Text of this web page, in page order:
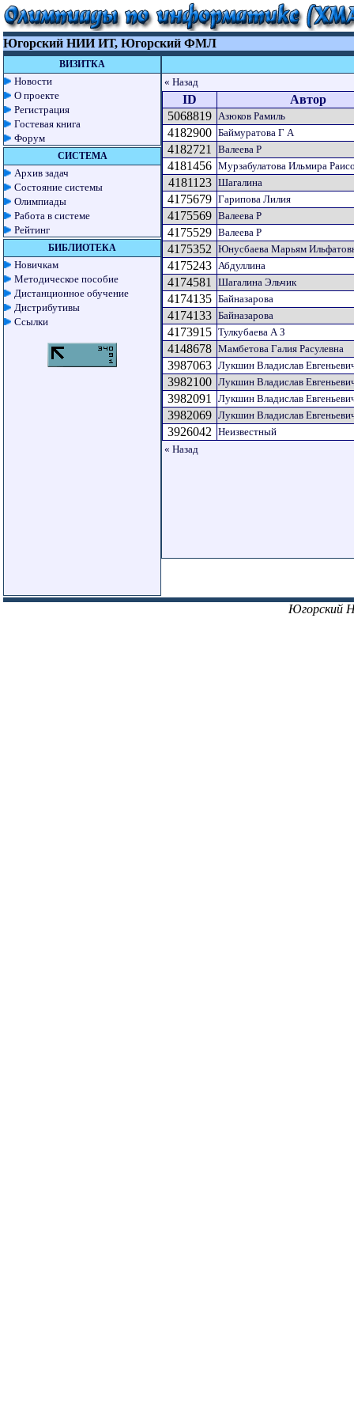
Югорский НИИ ИТ, Югорский ФМЛ
ВИЗИТКА
Новости
О проекте
Регистрация
Гостевая книга
Форум
СИСТЕМА
Архив задач
Состояние системы
Олимпиады
Работа в системе
Рейтинг
БИБЛИОТЕКА
Новичкам
Методическое пособие
Дистанционное обучение
Дистрибутивы
Ссылки
« Назад
ID
Автор
5068819 Азюков Рамиль
4182900 Баймуратова Г А
4182721 Валеева Р
4181456 Мурзабулатова Ильмира
4181123 Шагалина
4175679 Гарипова Лилия
4175569 Валеева Р
4175529 Валеева Р
4175352 Юнусбаева Марьям
4175243 Абдуллина
4174581 Шагалина Эльчик
4174135 Байназарова
4174133 Байназарова
4173915 Тулкубаева А З
4148678 Мамбетова Галия Расулевна
3987063 Лукшин Владислав
3982100 Лукшин Владислав
3982091 Лукшин Владислав
3982069 Лукшин Владислав
3926042 Неизвестный
« Назад
Югорский